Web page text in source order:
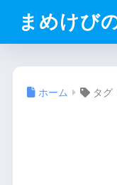
まめけび
ホーム タグ